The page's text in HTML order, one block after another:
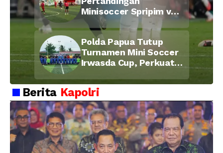
Minisoccer Spripim vs
Bid Propam, Pererat
Soliditas dan
Kebersamaan Personel
Polda Papua Tutup
Turnamen Mini Soccer
Irwasda Cup, Perkuat
Kebersamaan Personel
Berita Kapolri